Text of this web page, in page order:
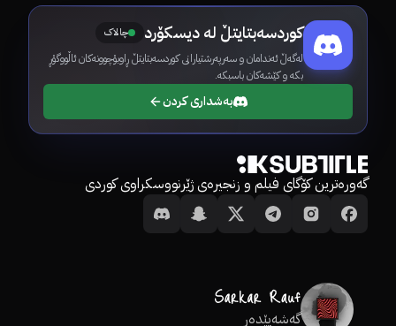
کوردسەبتایتڵ لە دیسکۆرد چالاک
لەگەڵ ئەندامان و سەرپەرشتیارانی کوردسەبتایتڵ ڕاوبۆچوونەکان ئاڵووگۆڕ
بکە و کێشەکان باسبکە.
بەشداری کردن
گەورەترین کۆگای فیلم و زنجیرەی ژێرنووسکراوی کوردی
گەشەپێدەر